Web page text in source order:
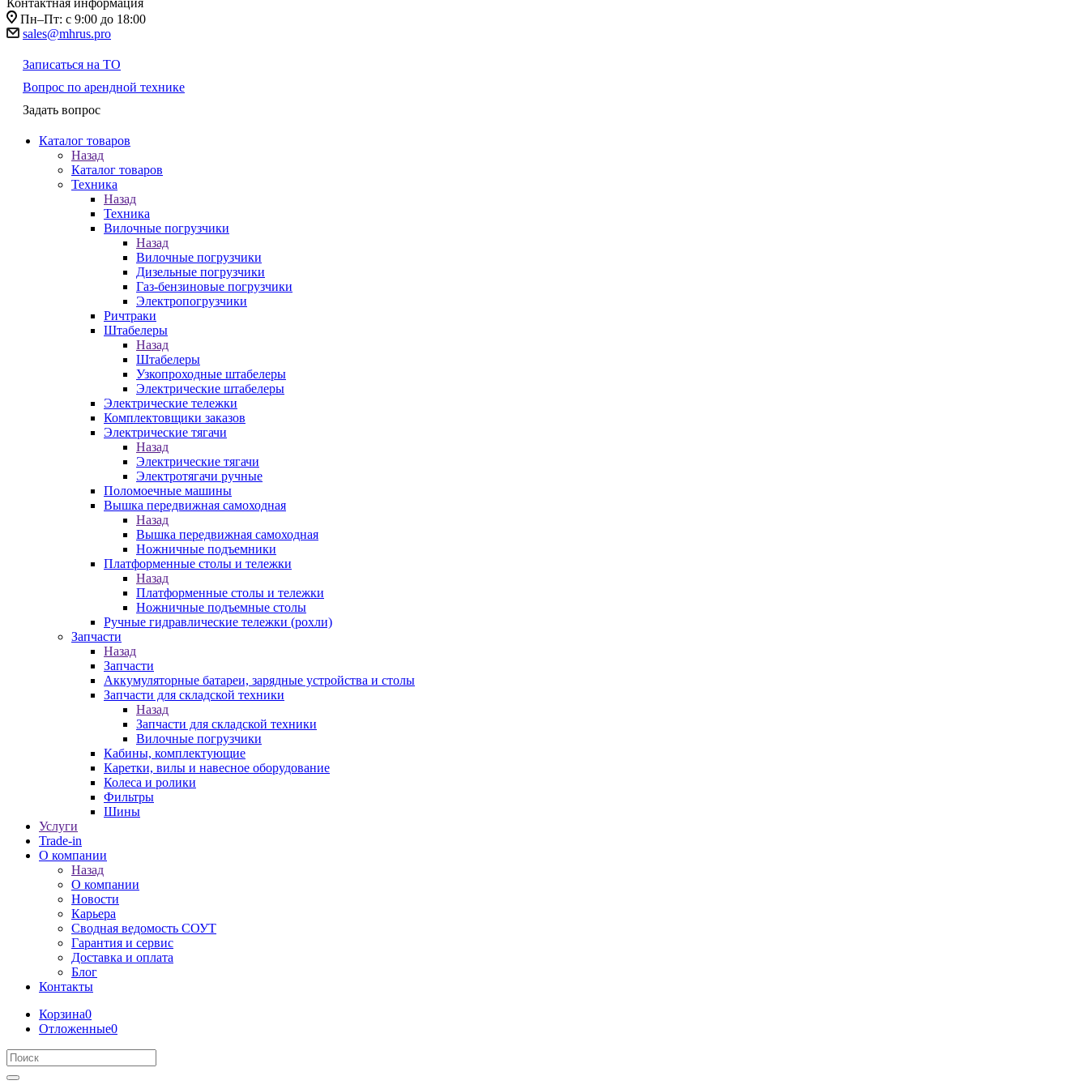
Контактная информация
Пн–Пт: с 9:00 до 18:00
sales@mhrus.pro
Записаться на ТО
Вопрос по арендной технике
Задать вопрос
Каталог товаров
Назад
Каталог товаров
Техника
Назад
Техника
Вилочные погрузчики
Назад
Вилочные погрузчики
Дизельные погрузчики
Газ-бензиновые погрузчики
Электропогрузчики
Ричтраки
Штабелеры
Назад
Штабелеры
Узкопроходные штабелеры
Электрические штабелеры
Электрические тележки
Комплектовщики заказов
Электрические тягачи
Назад
Электрические тягачи
Электротягачи ручные
Поломоечные машины
Вышка передвижная самоходная
Назад
Вышка передвижная самоходная
Ножничные подъемники
Платформенные столы и тележки
Назад
Платформенные столы и тележки
Ножничные подъемные столы
Ручные гидравлические тележки (рохли)
Запчасти
Назад
Запчасти
Аккумуляторные батареи, зарядные устройства и столы
Запчасти для складской техники
Назад
Запчасти для складской техники
Вилочные погрузчики
Кабины, комплектующие
Каретки, вилы и навесное оборудование
Колеса и ролики
Фильтры
Шины
Услуги
Trade-in
О компании
Назад
О компании
Новости
Карьера
Сводная ведомость СОУТ
Гарантия и сервис
Доставка и оплата
Блог
Контакты
Корзина0
Отложенные0